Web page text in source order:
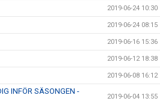
2019-06-24 10:30
2019-06-24 08:15
2019-06-16 15:36
2019-06-12 18:38
2019-06-08 16:12
INFÖR SÄSONGEN -
2019-06-04 13:55